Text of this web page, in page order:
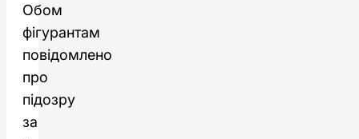
Обом
фігурантам
повідомлено
про
підозру
за